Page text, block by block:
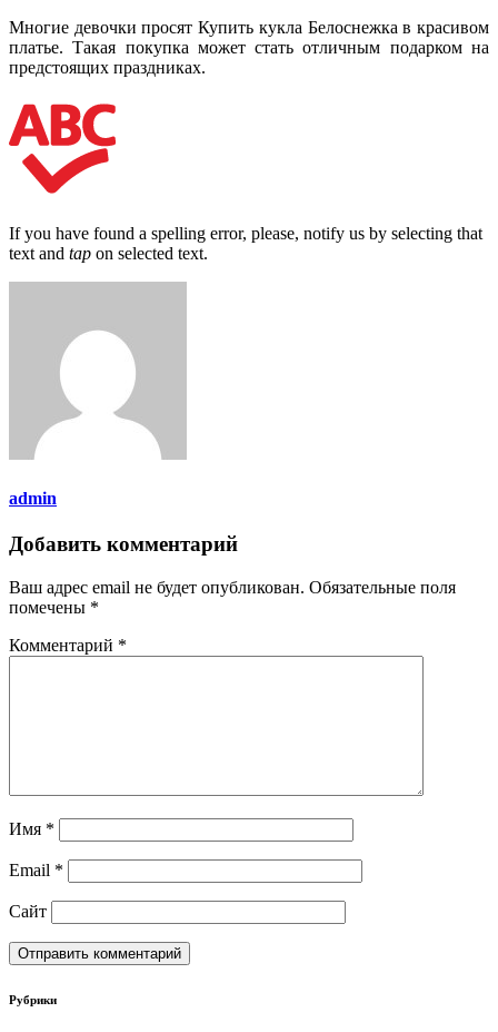
Многие девочки просят Купить кукла Белоснежка в красивом
платье. Такая покупка может стать отличным подарком на
предстоящих праздниках.
If you have found a spelling error, please, notify us by selecting that
text and tap on selected text.
admin
Добавить комментарий
Ваш адрес email не будет опубликован. Обязательные поля
помечены *
Комментарий *
Имя *
Email *
Сайт
Рубрики